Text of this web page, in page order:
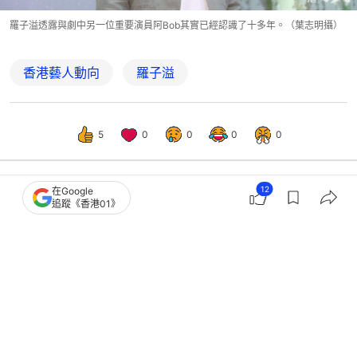
羅子溢透露與劇中另一位重要演員阿Bob其實已經認識了十多年。（葉志明攝）
香港藝人動向 羅子溢
5 0 0 0 0
娛樂 即時娛樂
在Google
追蹤《香港01》
12